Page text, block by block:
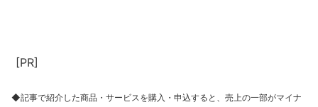
[PR]
◆記事で紹介した商品・サービスを購入・申込すると、売上の一部がマイナ